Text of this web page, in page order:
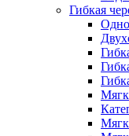
Гибкая